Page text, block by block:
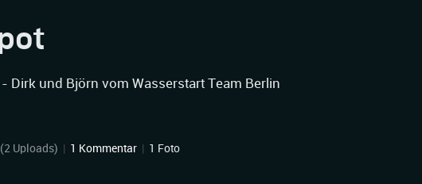
Dirk und Björn vom Wasserstart Team Berlin
(2 Uploads) | 1 Kommentar | 1 Foto